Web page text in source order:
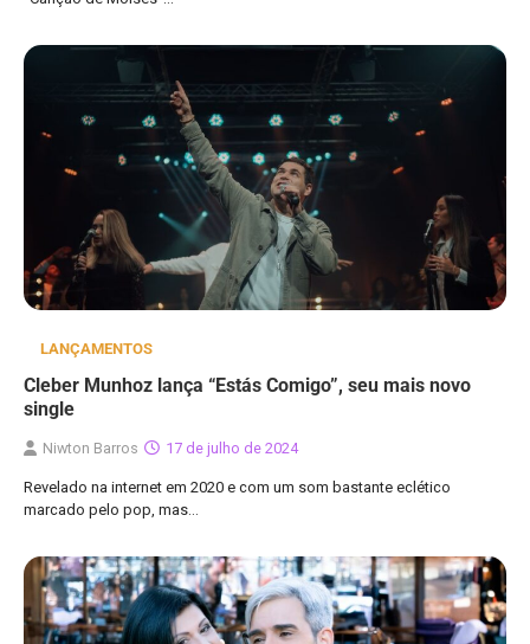
LANÇAMENTOS
Cleber Munhoz lança “Estás Comigo”, seu mais novo
single
Niwton Barros 17 de julho de 2024
Revelado na internet em 2020 e com um som bastante eclético
marcado pelo pop, mas…